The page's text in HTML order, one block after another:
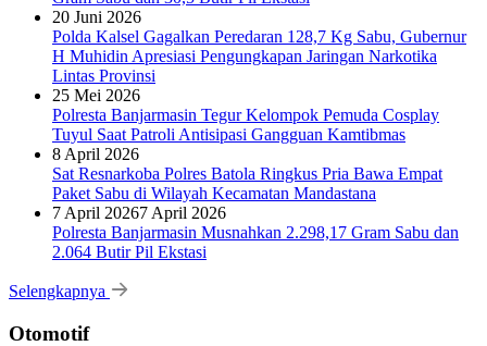
20 Juni 2026
Polda Kalsel Gagalkan Peredaran 128,7 Kg Sabu, Gubernur
H Muhidin Apresiasi Pengungkapan Jaringan Narkotika
Lintas Provinsi
25 Mei 2026
Polresta Banjarmasin Tegur Kelompok Pemuda Cosplay
Tuyul Saat Patroli Antisipasi Gangguan Kamtibmas
8 April 2026
Sat Resnarkoba Polres Batola Ringkus Pria Bawa Empat
Paket Sabu di Wilayah Kecamatan Mandastana
7 April 20267 April 2026
Polresta Banjarmasin Musnahkan 2.298,17 Gram Sabu dan
2.064 Butir Pil Ekstasi
Selengkapnya
Otomotif